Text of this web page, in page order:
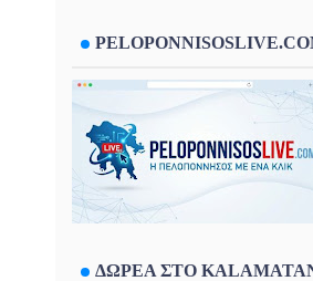
ΔΩΡΕΑ ΣΤΟ